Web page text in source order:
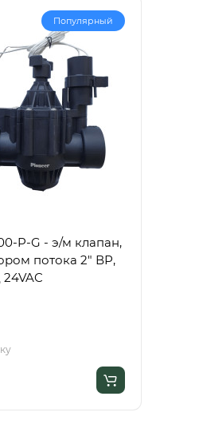
Популярный
P-G - э/м клапан,
потока 2" ВР,